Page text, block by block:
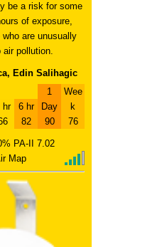
be a risk for some
of exposure,
are unusually
pollution.
Edin Salihagic
hr
6 hr
82
1
Day
90
Wee
k
76
PA-II
7.02
Map